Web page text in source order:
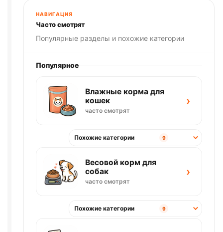
НАВИГАЦИЯ
Часто смотрят
Популярные разделы и похожие категории
Популярное
Влажные корма для
кошек
часто смотрят
›
Похожие категории 9
Весовой корм для
собак
часто смотрят
›
Похожие категории 9